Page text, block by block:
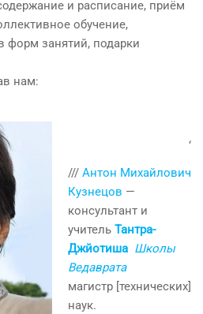
и расписание, приём
обучение,
форм занятий, подарки
нам:
‘
/// Антон Михайлович
Кузнецов —
консультант и
учитель Тантра-
Джйотиша Школы
Ведаврата
магистр [технических]
наук.